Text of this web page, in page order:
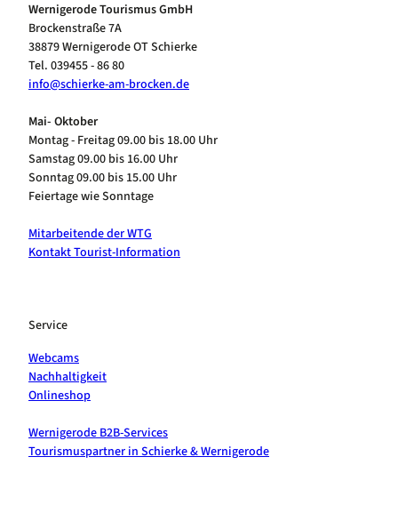
Wernigerode Tourismus GmbH
Brockenstraße 7A
38879 Wernigerode OT Schierke
Tel. 039455 - 86 80
info@schierke-am-brocken.de
Mai- Oktober
Montag - Freitag 09.00 bis 18.00 Uhr
Samstag 09.00 bis 16.00 Uhr
Sonntag 09.00 bis 15.00 Uhr
Feiertage wie Sonntage
Mitarbeitende der WTG
Kontakt Tourist-Information
Service
Webcams
Nachhaltigkeit
Onlineshop
Wernigerode B2B-Services
Tourismuspartner in Schierke & Wernigerode